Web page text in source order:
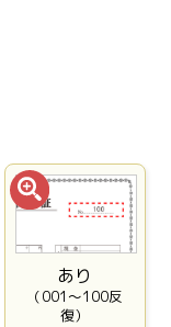
あり
（001〜100反
復）